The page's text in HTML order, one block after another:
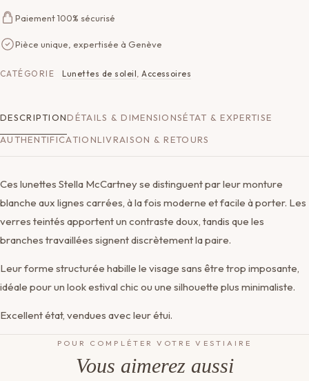
Paiement 100% sécurisé
Pièce unique, expertisée à Genève
CATÉGORIE Lunettes de soleil,Accessoires
DESCRIPTIONDÉTAILS & DIMENSIONSÉTAT & EXPERTISE
AUTHENTIFICATIONLIVRAISON & RETOURS
Ces lunettes Stella McCartney se distinguent par leur monture
blanche aux lignes carrées, à la fois moderne et facile à porter. Les
verres teintés apportent un contraste doux, tandis que les
branches travaillées signent discrètement la paire.
Leur forme structurée habille le visage sans être trop imposante,
idéale pour un look estival chic ou une silhouette plus minimaliste.
Excellent état, vendues avec leur étui.
POUR COMPLÉTER VOTRE VESTIAIRE
Vous aimerez aussi